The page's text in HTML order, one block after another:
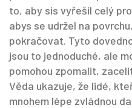
to, aby sis vyřešil celý
abys se udržel na
pokračovat. Tyto
jsou to jednoduché, ale
pomohou zpomalit,
Věda ukazuje, že lidé,
mnohem lépe zvládnou